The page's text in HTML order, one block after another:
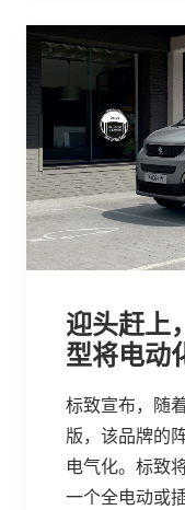
迎头赶上
型将电动
标致宣布，随
版，该品牌的
电气化。标致
一个全电动或